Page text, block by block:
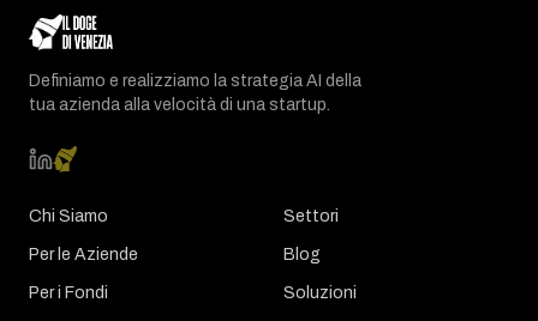
Definiamo e realizziamo la strategia AI della
tua azienda alla velocità di una startup.
Chi Siamo
Per le Aziende
Per i Fondi
Settori
Blog
Soluzioni